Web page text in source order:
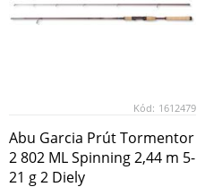
Kód: 1612479
Abu Garcia Prút Tormentor
2 802 ML Spinning 2,44 m 5-
21 g 2 Diely